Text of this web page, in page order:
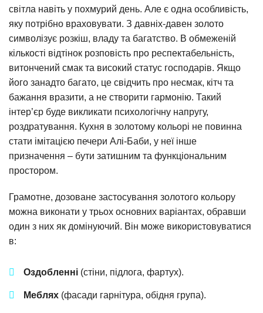
світла навіть у похмурий день. Але є одна особливість,
яку потрібно враховувати. З давніх-давен золото
символізує розкіш, владу та багатство. В обмеженій
кількості відтінок розповість про респектабельність,
витончений смак та високий статус господарів. Якщо
його занадто багато, це свідчить про несмак, кітч та
бажання вразити, а не створити гармонію. Такий
інтер’єр буде викликати психологічну напругу,
роздратування. Кухня в золотому кольорі не повинна
стати імітацією печери Алі-Баби, у неї інше
призначення – бути затишним та функціональним
простором.
Грамотне, дозоване застосування золотого кольору
можна виконати у трьох основних варіантах, обравши
один з них як домінуючий. Він може використовуватися
в:
Оздобленні (стіни, підлога, фартух).
Меблях (фасади гарнітура, обідня група).